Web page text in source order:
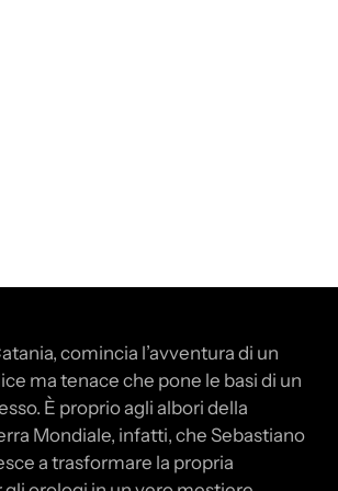
comincia l’avventura di un
ma tenace che pone le basi di un
È proprio agli albori della
Mondiale, infatti, che Sebastiano
a trasformare la propria